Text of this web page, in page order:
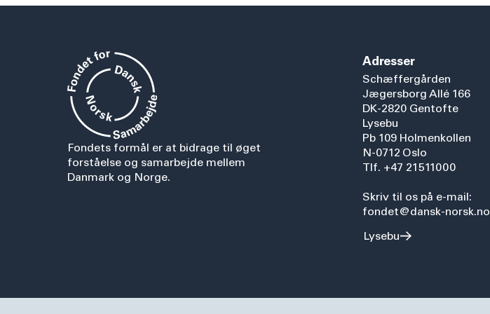
Fondets formål er at bidrage til øget
forståelse og samarbejde mellem
Danmark og Norge.
Adresser
Schæffergården
Jægersborg Allé 166
DK-2820 Gentofte
Lysebu
Pb 109 Holmenkollen
N-0712 Oslo
Tlf. +47 21511000
Skriv til os på e-mail:
fondet@dansk-norsk.no
Lysebu